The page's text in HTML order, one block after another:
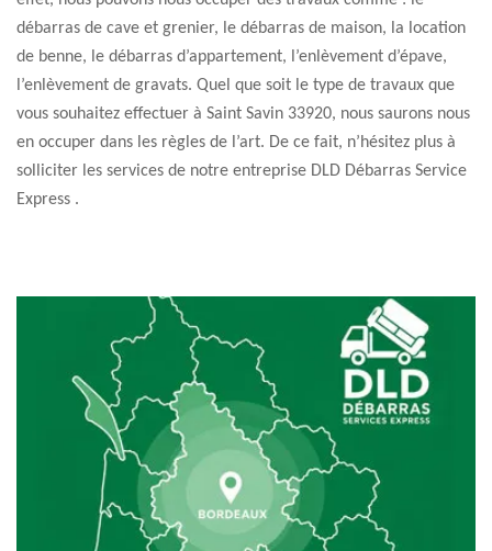
débarras de cave et grenier, le débarras de maison, la location
de benne, le débarras d’appartement, l’enlèvement d’épave,
l’enlèvement de gravats. Quel que soit le type de travaux que
vous souhaitez effectuer à Saint Savin 33920, nous saurons nous
en occuper dans les règles de l’art. De ce fait, n’hésitez plus à
solliciter les services de notre entreprise DLD Débarras Service
Express .